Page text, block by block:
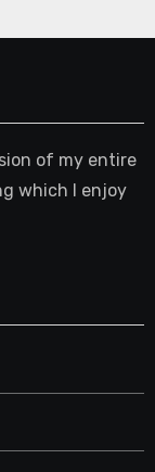
of my entire
which I enjoy